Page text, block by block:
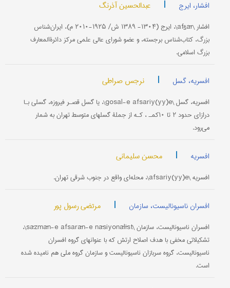
افشار، ایرج | عبدالحسین آذرنگ
افشار \afšār\، ایرج (۱۳۰۴- ۱۳۸۹ ش/ ۱۹۲۵-۲۰۱۰ م)، ایران‌شناس
بزرگ، کتاب‌شناس برجسته، و عضو شورای عالی علمی مرکز دائرةالمعارف
بزرگ اسلامی.
افسریه، گسل | نرجس صراطی
افسریه، گسل \gosal-e afsariy(yy)e\، یا گسل قصـر فیروزه، گسلی بـا
درازای حدود ۲ تا ۱۰کمـ ، کـه از جملۀ گسلهای متوسط تهران به شمار
می‌رود.
افسریه | محسن سلیمانی
افسریه \afsariy(yy)e\، محله‌ای واقع در جنوب شرقی تهران.
افسران ناسیونالیست، سازمان | مرتضی رسول پور
افسران ناسیونالیست، سازمان \sāzmān-e afsarān-e nāsiyonālīst\،
تشکیلاتی مخفی با هدف اصلاح ارتش که با عنوانهای گروه افسران
ناسیونالیست، گروه سربازان ناسیونالیست و سازمان گروه ملی هم نامیده شده
است.